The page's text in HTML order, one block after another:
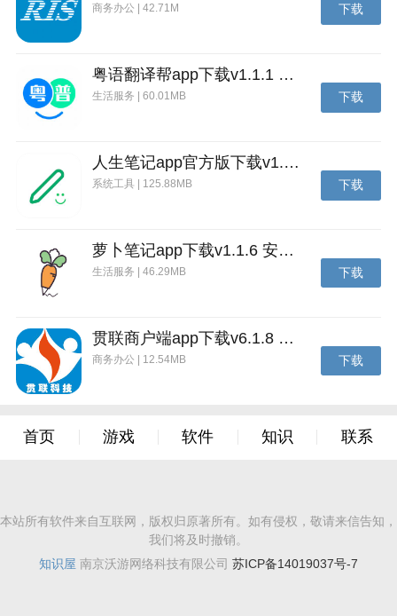
商务办公 | 42.71M 下载
粤语翻译帮app下载v1.1.1 安卓版
生活服务 | 60.01MB 下载
人生笔记app官方版下载v1.19.4 安卓版
系统工具 | 125.88MB 下载
萝卜笔记app下载v1.1.6 安卓版
生活服务 | 46.29MB 下载
贯联商户端app下载v6.1.8 安卓版
商务办公 | 12.54MB 下载
首页 游戏 软件 知识 联系
本站所有软件来自互联网，版权归原著所有。如有侵权，敬请来信告知，
我们将及时撤销。
知识屋 南京沃游网络科技有限公司 苏ICP备14019037号-7